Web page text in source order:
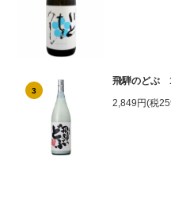
3
飛騨のどぶ
2,849円(税